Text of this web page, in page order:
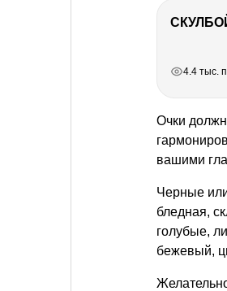
4.4 тыс.
Очки
вашими
Черные
бледная,
голубые,
бежевый,